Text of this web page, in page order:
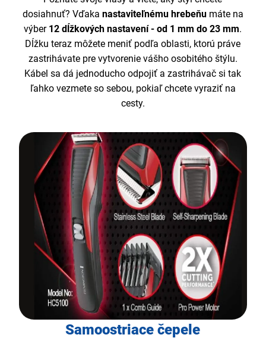
dosiahnuť? Vďaka nastaviteľnému hrebeňumáte na
výber12 dĺžkových nastavení - od 1 mm do 23 mm.
Dĺžku teraz môžete meniť podľa oblasti, ktorú práve
zastrihávate pre vytvorenie vášho osobitého štýlu.
Kábel sa dá jednoducho odpojiť a zastrihávač si tak
ľahko vezmete so sebou, pokiaľ chcete vyraziť na
cesty.
Samoostriace čepele